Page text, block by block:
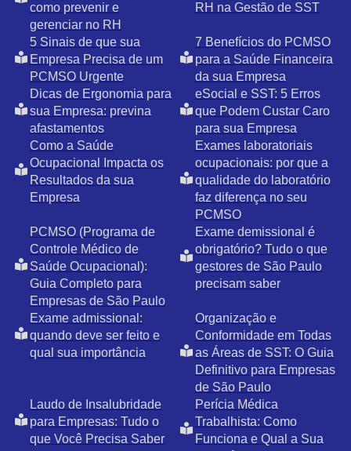
como prevenir e
gerenciar no RH
RH na Gestão de SST
5 Sinais de que sua
Empresa Precisa de um
PCMSO Urgente
7 Benefícios do PCMSO
para a Saúde Financeira
da sua Empresa
Dicas de Ergonomia para
sua Empresa: previna
afastamentos
eSocial e SST: 5 Erros
que Podem Custar Caro
para sua Empresa
Como a Saúde
Ocupacional Impacta os
Resultados da sua
Empresa
Exames laboratoriais
ocupacionais: por que a
qualidade do laboratório
faz diferença no seu
PCMSO
PCMSO (Programa de
Controle Médico de
Saúde Ocupacional):
Guia Completo para
Empresas de São Paulo
Exame demissional é
obrigatório? Tudo o que
gestores de São Paulo
precisam saber
Exame admissional:
quando deve ser feito e
qual sua importância
Organização e
Conformidade em Todas
as Áreas de SST: O Guia
Definitivo para Empresas
de São Paulo
Laudo de Insalubridade
para Empresas: Tudo o
que Você Precisa Saber
Perícia Médica
Trabalhista: Como
Funciona e Qual a Sua